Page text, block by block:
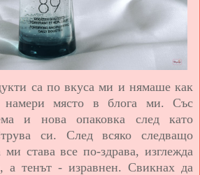
са по вкуса ми и нямаше как
място в блога ми. Със
и нова опаковка след като
си. След всяко следващо
ми става все по-здрава, изглежда
а тенът - изравнен. Свикнах да